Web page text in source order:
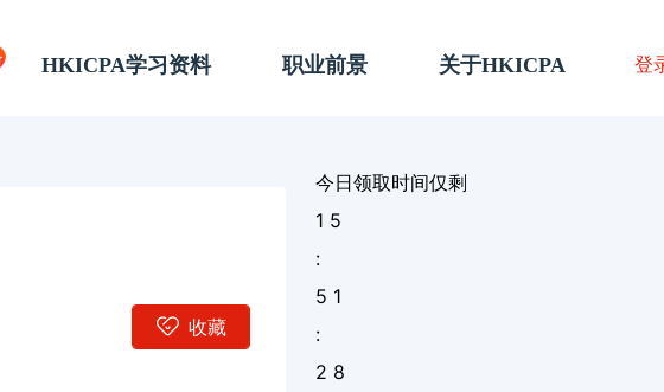
HKICPA学习资料 职业前景 关于HKICPA 登
收藏
今日领取时间仅剩
1 5
:
5 1
:
2 7